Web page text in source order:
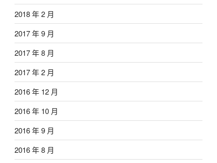
2018 年 2 月
2017 年 9 月
2017 年 8 月
2017 年 2 月
2016 年 12 月
2016 年 10 月
2016 年 9 月
2016 年 8 月